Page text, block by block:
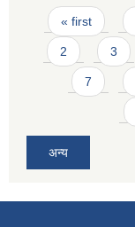
Pages
« first
2 3
7
अन्य